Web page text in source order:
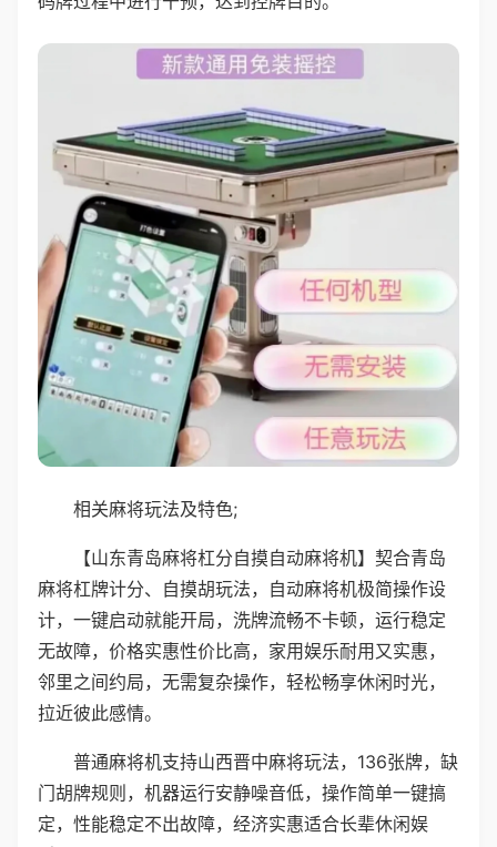
相关麻将玩法及特色;
【山东青岛麻将杠分自摸自动麻将机】契合青岛
麻将杠牌计分、自摸胡玩法，自动麻将机极简操作设
计，一键启动就能开局，洗牌流畅不卡顿，运行稳定
无故障，价格实惠性价比高，家用娱乐耐用又实惠，
邻里之间约局，无需复杂操作，轻松畅享休闲时光，
拉近彼此感情。
普通麻将机支持山西晋中麻将玩法，136张牌，缺
门胡牌规则，机器运行安静噪音低，操作简单一键搞
定，性能稳定不出故障，经济实惠适合长辈休闲娱